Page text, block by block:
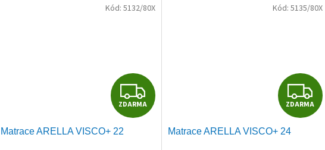
Z
D
ZDARMA
Matrace ARELLA VISCO+ 22
Kód: 5132/80X
Z
D
ZDARMA
Matrace ARELLA VISCO+ 24
Kód: 5135/80X